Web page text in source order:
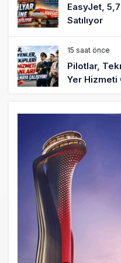
EasyJet,
Satılıyor
15 saat önce
Pilotlar,
Yer Hizmeti
19 saat önce
AJet
Türkiye
20 saat önce
Airbus
204 yeni